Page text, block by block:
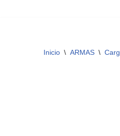
Inicio \ ARMAS \